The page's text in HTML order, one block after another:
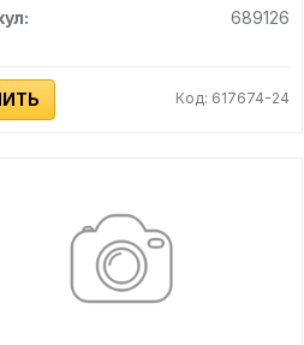
689126
Код: 617674-24